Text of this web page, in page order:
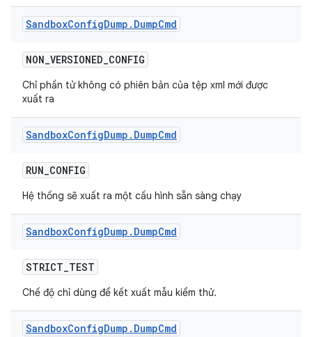
SandboxConfigDump . DumpCmd
NON_VERSIONED_CONFIG
Chỉ phần tử không có phiên bản của tệp xml mới được
xuất ra
SandboxConfigDump . DumpCmd
RUN_CONFIG
Hệ thống sẽ xuất ra một cấu hình sẵn sàng chạy
SandboxConfigDump . DumpCmd
STRICT_TEST
Chế độ chỉ dùng để kết xuất mẫu kiểm thử.
SandboxConfigDump . DumpCmd